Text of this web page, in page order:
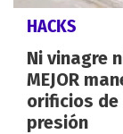
HACKS
Ni vinagre
MEJOR
orificios de
presión